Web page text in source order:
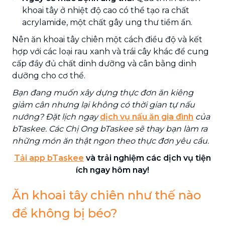
khoai tây ở nhiệt độ cao có thể tạo ra chất
acrylamide, một chất gây ung thư tiềm ẩn.
Nên ăn khoai tây chiên một cách điều độ và kết
hợp với các loại rau xanh và trái cây khác để cung
cấp đầy đủ chất dinh dưỡng và cân bằng dinh
dưỡng cho cơ thể.
Bạn đang muốn xây dựng thực đơn ăn kiêng
giảm cân nhưng lại không có thời gian tự nấu
nướng? Đặt lịch ngaydịch vụ nấu ăn gia đình của
bTaskee. Các Chị Ong bTaskee sẽ thay bạn làm ra
những món ăn thật ngon theo thực đơn yêu cầu.
Tải app bTaskee và trải nghiệm các dịch vụ tiện
ích ngay hôm nay!
Ăn khoai tây chiên như thế nào
để không bị béo?